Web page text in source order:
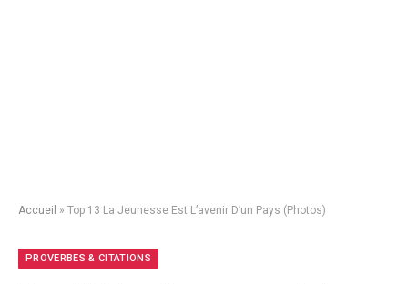
Accueil » Top 13 La Jeunesse Est L’avenir D’un Pays (Photos)
PROVERBES & CITATIONS